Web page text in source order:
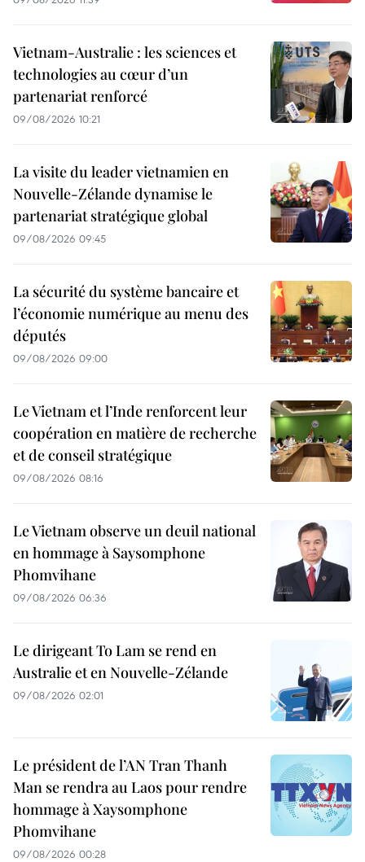
Vietnam-Australie : les sciences et
technologies au cœur d’un
partenariat renforcé
09/08/2026 10:21
La visite du leader vietnamien en
Nouvelle-Zélande dynamise le
partenariat stratégique global
09/08/2026 09:45
La sécurité du système bancaire et
l’économie numérique au menu des
députés
09/08/2026 09:00
Le Vietnam et l’Inde renforcent leur
coopération en matière de recherche
et de conseil stratégique
09/08/2026 08:16
Le Vietnam observe un deuil national
en hommage à Saysomphone
Phomvihane
09/08/2026 06:36
Le dirigeant To Lam se rend en
Australie et en Nouvelle-Zélande
09/08/2026 02:01
Le président de l’AN Tran Thanh
Man se rendra au Laos pour rendre
hommage à Xaysomphone
Phomvihane
09/08/2026 00:28